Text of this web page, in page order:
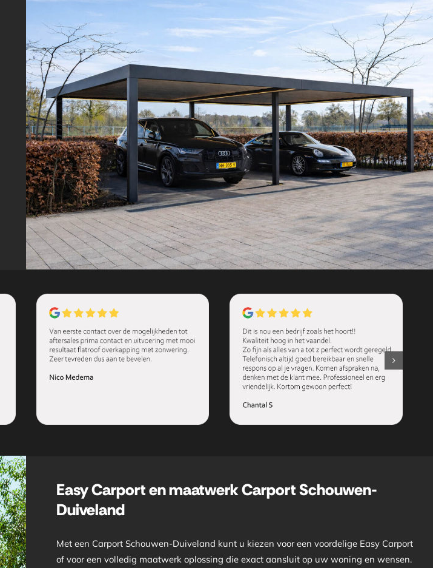
Easy Carport en maatwerk Carport Schouwen-
Duiveland
Met een Carport Schouwen-Duiveland kunt u kiezen voor een voordelige Easy Carport
of voor een volledig maatwerk oplossing die exact aansluit op uw woning en wensen.